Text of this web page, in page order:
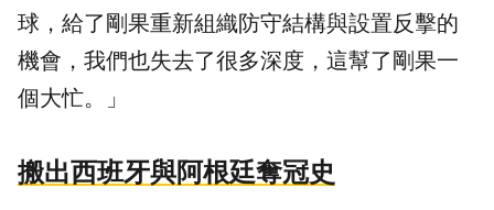
球，給了剛果重新組織防守結構與設置反擊的
機會，我們也失去了很多深度，這幫了剛果一
個大忙。」
搬出西班牙與阿根廷奪冠史